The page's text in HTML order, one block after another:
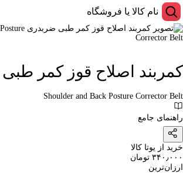
کمربند اصلاح قوز کمر
Shoulder and Back Posture Corrector Belt
راهنمای جامع
خرید از یوتا کالا
۳۴۰٫۰۰۰ تومان
ارزان‌ترین